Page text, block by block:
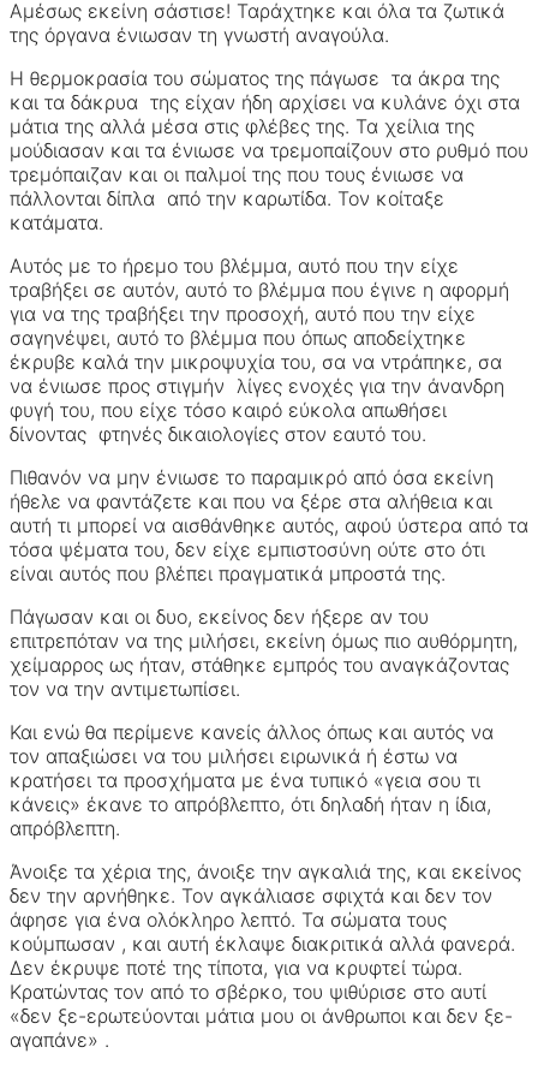
Αμέσως εκείνη σάστισε! Ταράχτηκε και όλα τα ζωτικά
της όργανα ένιωσαν τη γνωστή αναγούλα.
Η θερμοκρασία του σώματος της πάγωσε τα άκρα της
και τα δάκρυα της είχαν ήδη αρχίσει να κυλάνε όχι στα
μάτια της αλλά μέσα στις φλέβες της. Τα χείλια της
μούδιασαν και τα ένιωσε να τρεμοπαίζουν στο ρυθμό που
τρεμόπαιζαν και οι παλμοί της που τους ένιωσε να
πάλλονται δίπλα από την καρωτίδα. Τον κοίταξε
κατάματα.
Αυτός με το ήρεμο του βλέμμα, αυτό που την είχε
τραβήξει σε αυτόν, αυτό το βλέμμα που έγινε η αφορμή
για να της τραβήξει την προσοχή, αυτό που την είχε
σαγηνέψει, αυτό το βλέμμα που όπως αποδείχτηκε
έκρυβε καλά την μικροψυχία του, σα να ντράπηκε, σα
να ένιωσε προς στιγμήν λίγες ενοχές για την άνανδρη
φυγή του, που είχε τόσο καιρό εύκολα απωθήσει
δίνοντας φτηνές δικαιολογίες στον εαυτό του.
Πιθανόν να μην ένιωσε το παραμικρό από όσα εκείνη
ήθελε να φαντάζετε και που να ξέρε στα αλήθεια και
αυτή τι μπορεί να αισθάνθηκε αυτός, αφού ύστερα από τα
τόσα ψέματα του, δεν είχε εμπιστοσύνη ούτε στο ότι
είναι αυτός που βλέπει πραγματικά μπροστά της.
Πάγωσαν και οι δυο, εκείνος δεν ήξερε αν του
επιτρεπόταν να της μιλήσει, εκείνη όμως πιο αυθόρμητη,
χείμαρρος ως ήταν, στάθηκε εμπρός του αναγκάζοντας
τον να την αντιμετωπίσει.
Και ενώ θα περίμενε κανείς άλλος όπως και αυτός να
τον απαξιώσει να του μιλήσει ειρωνικά ή έστω να
κρατήσει τα προσχήματα με ένα τυπικό «γεια σου τι
κάνεις» έκανε το απρόβλεπτο, ότι δηλαδή ήταν η ίδια,
απρόβλεπτη.
Άνοιξε τα χέρια της, άνοιξε την αγκαλιά της, και εκείνος
δεν την αρνήθηκε. Τον αγκάλιασε σφιχτά και δεν τον
άφησε για ένα ολόκληρο λεπτό. Τα σώματα τους
κούμπωσαν , και αυτή έκλαψε διακριτικά αλλά φανερά.
Δεν έκρυψε ποτέ της τίποτα, για να κρυφτεί τώρα.
Κρατώντας τον από το σβέρκο, του ψιθύρισε στο αυτί
«δεν ξε-ερωτεύονται μάτια μου οι άνθρωποι και δεν ξε-
αγαπάνε» .